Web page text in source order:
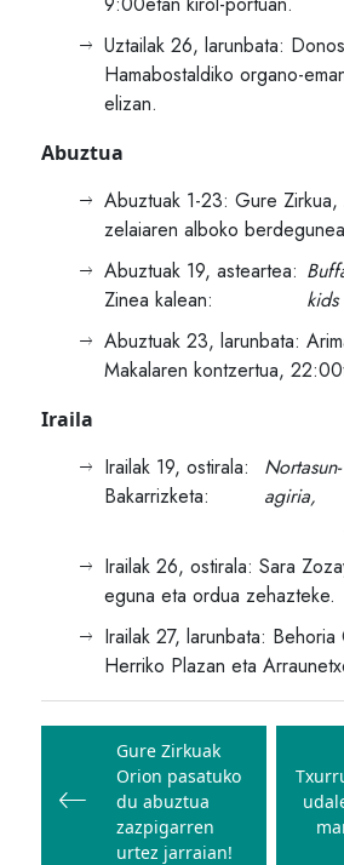
Uztailak 26, larunbata:
Hamabostaldiko organo-
elizan.
Abuztua
Abuztuak 1-23: Gure
zelaiaren alboko
Abuztuak 19, asteartea:
Zinea kalean:
kids
Abuztuak 23, larunbata:
Makalaren kontzertua,
Iraila
Irailak 19, ostirala:
Bakarrizketa:
Nortasun-
agiria,
Irailak 26, ostirala: Sara
eguna eta ordua zehazteke.
Irailak 27, larunbata:
Herriko Plazan eta
Bidalketetan
zehar
nabigatu
Gure Zirkuak
Orion pasatuko
du abuztua
zazpigarren
urtez jarraian!